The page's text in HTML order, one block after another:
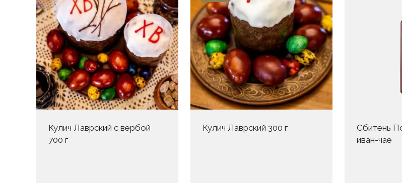
Кулич Лаврский с вербой
700 г
Кулич Лаврский 300 г
Сбитень
иван-чае